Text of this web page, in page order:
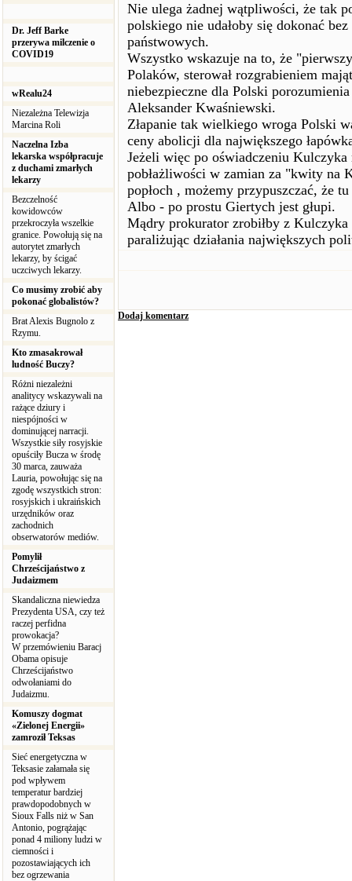
Dr. Jeff Barke
przerywa milczenie o
COVID19
wRealu24
Niezależna Telewizja
Marcina Roli
Naczelna Izba
lekarska współpracuje
z duchami zmarłych
lekarzy
Bezczelność
kowidowców
przekroczyła wszelkie
granice. Powołują się na
autorytet zmarłych
lekarzy, by ścigać
uczciwych lekarzy.
Co musimy zrobić aby
pokonać globalistów?
Brat Alexis Bugnolo z
Rzymu.
Kto zmasakrował
ludność Buczy?
Różni niezależni
analitycy wskazywali na
rażące dziury i
niespójności w
dominującej narracji.
Wszystkie siły rosyjskie
opuściły Bucza w środę
30 marca, zauważa
Lauria, powołując się na
zgodę wszystkich stron:
rosyjskich i ukraińskich
urzędników oraz
zachodnich
obserwatorów mediów.
Pomylił
Chrześcijaństwo z
Judaizmem
Skandaliczna niewiedza
Prezydenta USA, czy też
raczej perfidna
prowokacja?
W przemówieniu Baracj
Obama opisuje
Chrześcijaństwo
odwołaniami do
Judaizmu.
Komuszy dogmat
«Zielonej Energii»
zamroził Teksas
Sieć energetyczna w
Teksasie załamała się
pod wpływem
temperatur bardziej
prawdopodobnych w
Sioux Falls niż w San
Antonio, pogrążając
ponad 4 miliony ludzi w
ciemności i
pozostawiających ich
bez ogrzewania
Nie ulega żadnej wątpliwości, że tak
polskiego nie udałoby się dokonać
państwowych.
Wszystko wskazuje na to, że
Polaków, sterował rozgrabieniem
niebezpieczne dla Polski
Aleksander Kwaśniewski.
Złapanie tak wielkiego wroga Polski
ceny abolicji dla największego
Jeżeli więc po oświadczeniu
pobłażliwości w zamian za "kwity na
popłoch , możemy przypuszczać, że
Albo - po prostu Giertych jest głupi.
Mądry prokurator zrobiłby z
paraliżując działania największych
Dodaj komentarz